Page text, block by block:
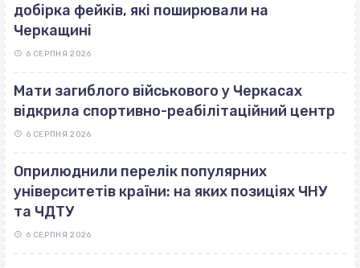
добірка фейків, які поширювали на
Черкащині
6 СЕРПНЯ 2026
Мати загиблого військового у Черкасах
відкрила спортивно-реабілітаційний центр
6 СЕРПНЯ 2026
Оприлюднили перелік популярних
університетів країни: на яких позиціях ЧНУ
та ЧДТУ
6 СЕРПНЯ 2026